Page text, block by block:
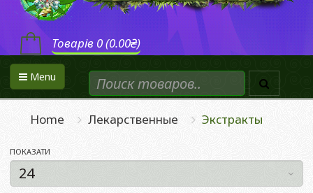
Товарів 0 (0.00₴)
Menu
Home Лекарственные Экстракты
ПОКАЗАТИ